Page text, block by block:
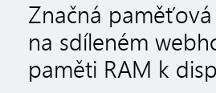
Značná
na sdíleném
paměti RAM k